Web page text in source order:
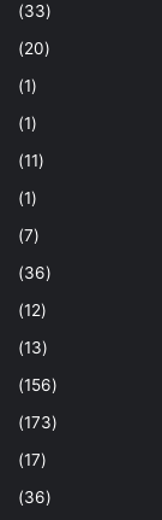
(33)
(20)
(1)
(1)
(11)
(1)
(7)
(36)
(12)
(13)
(156)
(173)
(17)
(36)